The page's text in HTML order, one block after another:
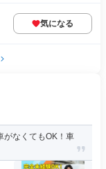
気になる
がなくてもOK！車